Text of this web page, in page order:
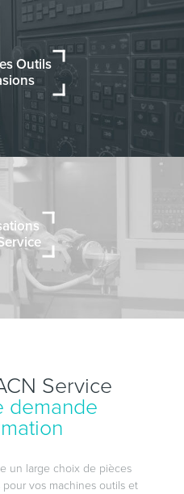
Outils
Service
demande
un large choix de pièces
vos machines outils et